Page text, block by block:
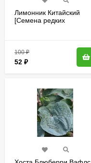
Лимонник Китайский
[Семена редких
100₽
52 ₽